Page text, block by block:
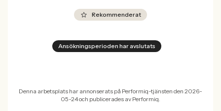
Rekommenderat
Ansökningsperioden har avslutats
Denna arbetsplats har annonserats på Performiq-tjänsten den 2026-
05-24 och publicerades av Performiq.